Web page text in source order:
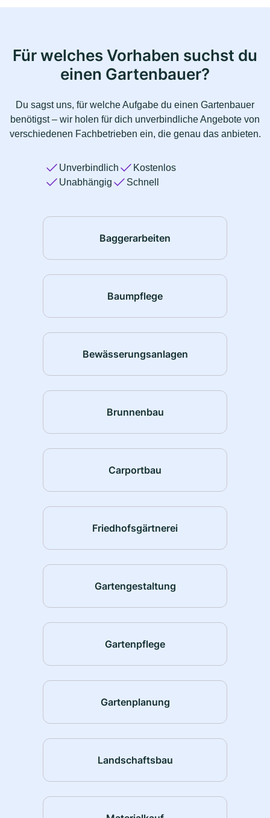
Für welches Vorhaben suchst du
einen Gartenbauer?
Du sagst uns, für welche Aufgabe du einen Gartenbauer
benötigst – wir holen für dich unverbindliche Angebote von
verschiedenen Fachbetrieben ein, die genau das anbieten.
Unverbindlich
Kostenlos
Unabhängig
Schnell
Baggerarbeiten
Baumpflege
Bewässerungsanlagen
Brunnenbau
Carportbau
Friedhofsgärtnerei
Gartengestaltung
Gartenpflege
Gartenplanung
Landschaftsbau